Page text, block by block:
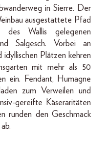
in Sierre. Der
ausgestattete Pfad
Wallis gelegenen
Salgesch. Vorbei an
idyllischen Plätzen kehren
mit mehr als 50
ein. Fendant, Humagne
zum Verweilen und
gereifte Käseraritäten
runden den Geschmack